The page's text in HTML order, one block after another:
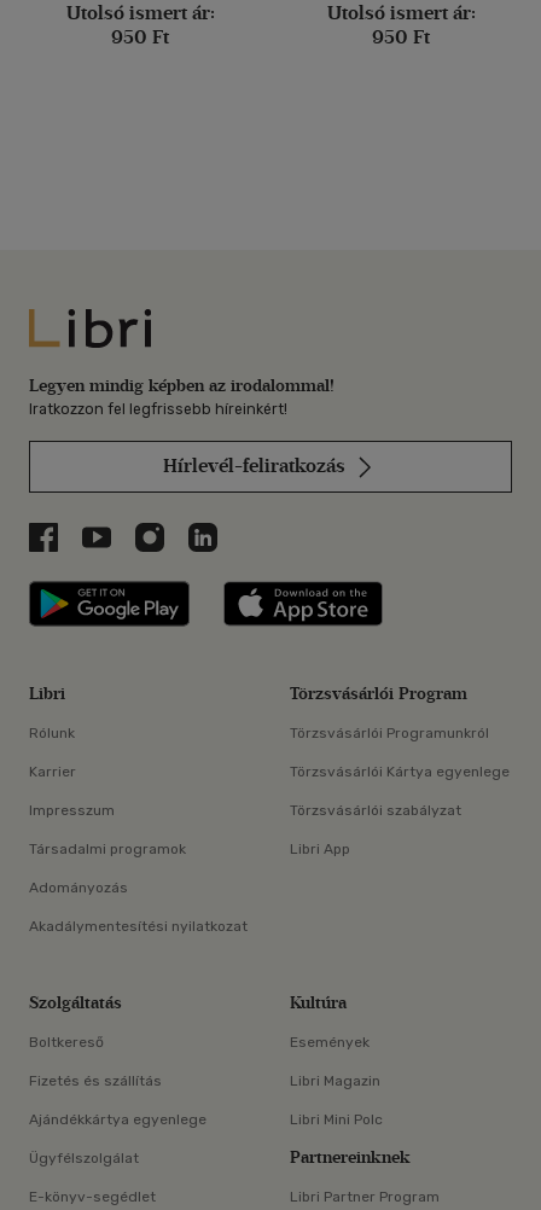
Utolsó ismert ár:
950 Ft
Utolsó ismert ár:
950 Ft
Libri
Legyen mindig képben az irodalommal!
Iratkozzon fel legfrissebb híreinkért!
Hírlevél-feliratkozás
Libri a Facebookon
Libri a Youtube-on
Libri az Instagramon
Libri a LinkedInen
Libri applikáció Szerezd meg: Google
Libri
Rólunk
Karrier
Impresszum
Társadalmi programok
Adományozás
Akadálymentesítési nyilatkozat
Törzsvásárlói Program
Törzsvásárlói Programunkról
Törzsvásárlói Kártya egyenlege
Törzsvásárlói szabályzat
Libri App
Szolgáltatás
Boltkereső
Fizetés és szállítás
Ajándékkártya egyenlege
Ügyfélszolgálat
E-könyv-segédlet
Kultúra
Események
Libri Magazin
Libri Mini Polc
Partnereinknek
Libri Partner Program